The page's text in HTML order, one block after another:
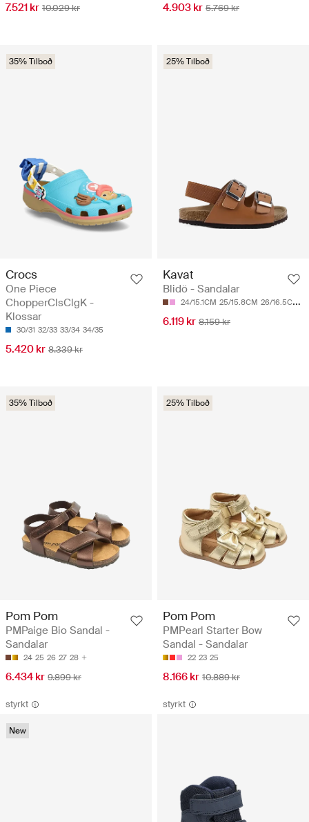
7.521 kr 10.029 kr 4.903 kr 5.769 kr
35% Tilboð
Crocs
One Piece
ChopperClsClgK -
Klossar
30/31 32/33 33/34 34/35
5.420 kr 8.339 kr
25% Tilboð
Kavat
Blidö - Sandalar
24/15.1CM 25/15.8CM 26/16.5CM
6.119 kr 8.159 kr
35% Tilboð
Pom Pom
PMPaige Bio Sandal -
Sandalar
24 25 26 27 28
6.434 kr 9.899 kr
25% Tilboð
Pom Pom
PMPearl Starter Bow
Sandal - Sandalar
22 23 25
8.166 kr 10.889 kr
styrkt
New
styrkt